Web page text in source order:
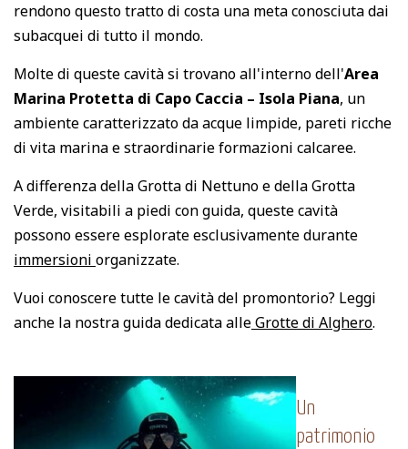
rendono questo tratto di costa una meta conosciuta dai
subacquei di tutto il mondo.
Molte di queste cavità si trovano all'interno dell'Area
Marina Protetta di Capo Caccia – Isola Piana, un
ambiente caratterizzato da acque limpide, pareti ricche
di vita marina e straordinarie formazioni calcaree.
A differenza della Grotta di Nettuno e della Grotta
Verde, visitabili a piedi con guida, queste cavità
possono essere esplorate esclusivamente durante
immersioni organizzate.
Vuoi conoscere tutte le cavità del promontorio? Leggi
anche la nostra guida dedicata alleGrotte di Alghero.
Un
patrimonio